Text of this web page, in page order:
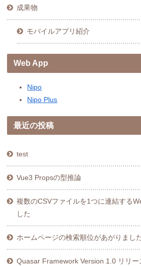
成果物
モバイルアプリ紹介
Web App
Nipo
Nipo Plus
最近の投稿
test
Vue3 Propsの型推論
複数のCSVファイルを1つに連結する
した
ホームページの検索順位があがりまし
Quasar Framework Version 1.0 リリー